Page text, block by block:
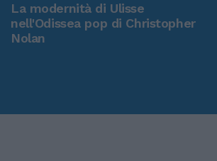
La modernità di Ulisse
nell'Odissea pop di Christopher
Nolan